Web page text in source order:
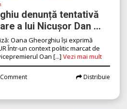
denunță tentativă
a lui Nicușor Dan ...
Oana Gheorghiu își exprimă
Într-un context politic marcat de
Oan [...] Vezi mai mult
Comment Distribuie